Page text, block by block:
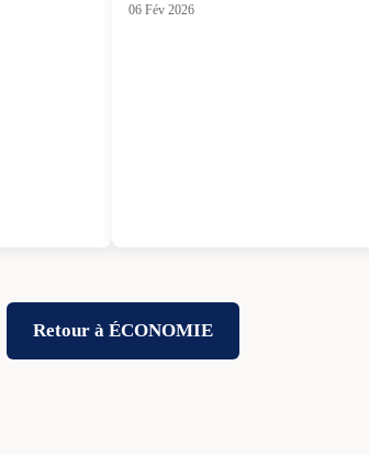
06 Fév 2026
Retour à ÉCONOMIE